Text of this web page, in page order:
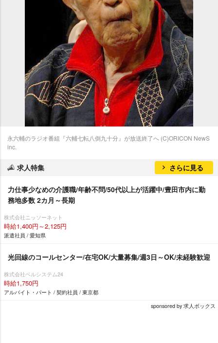
永六輔のラジオ番組『六輔七転八倒九十分』が放送終了へ (C)ORICON NewS
inc.
求人特集 さらに見る
力仕事少なめの介護職/年齢不問/50代以上が活躍中/豊田市内に勤
務地多数 2カ月～長期
株式会社ニッソーネット
時給1,400円～2,125円
派遣社員 / 愛知県
光回線のコールセンター/在宅OK/大量募集/週3日～OK/未経験歓迎
株式会社ベルシステム24
時給1,750円
アルバイト・パート / 契約社員 / 東京都
sponsored by 求人ボックス